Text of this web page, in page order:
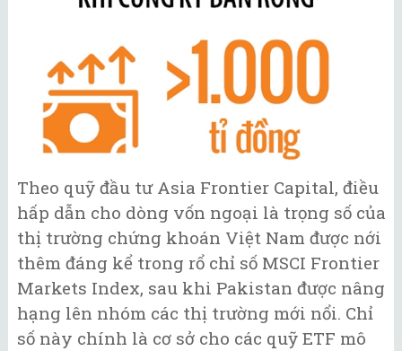
Theo quỹ đầu tư Asia Frontier Capital, điều
hấp dẫn cho dòng vốn ngoại là trọng số của
thị trường chứng khoán Việt Nam được nới
thêm đáng kể trong rổ chỉ số MSCI Frontier
Markets Index, sau khi Pakistan được nâng
hạng lên nhóm các thị trường mới nổi. Chỉ
số này chính là cơ sở cho các quỹ ETF mô